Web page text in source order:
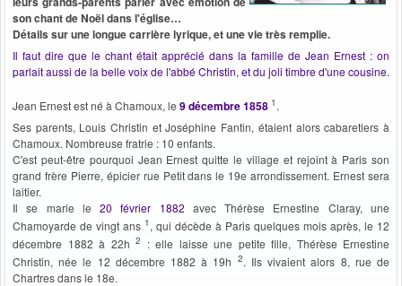
son chant de Noël dans l'église…
Détails sur une longue carrière lyrique, et une vie très remplie.
Il faut dire que le chant était apprécié dans la famille de Jean Ernest : on
parlait aussi de la belle voix de l'abbé Christin, et du joli timbre d'une cousine.
Jean Ernest est né à Chamoux, le 9 décembre 1858 1 .
Ses parents, Louis Christin et Joséphine Fantin, étaient alors cabaretiers à
Chamoux. Nombreuse fratrie : 10 enfants.
C'est peut-être pourquoi Jean Ernest quitte le village et rejoint à Paris son
grand frère Pierre, épicier rue Petit dans le 19e arrondissement. Ernest sera
laitier.
Il se marie le20 février 1882 avec Thérèse Ernestine Claray, une
Chamoyarde de vingt ans 1 , qui décède à Paris quelques mois après, le 12
décembre 1882 à 22h 2
: elle laisse une petite fille, Thérèse Ernestine
Christin, née le 12 décembre 1882 à 19h 2. Ils vivaient alors 8, rue de
Chartres dans le 18e.